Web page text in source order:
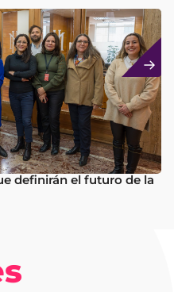
definirán el futuro de la